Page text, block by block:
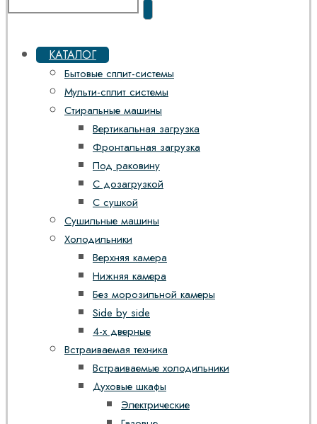
КАТАЛОГ
Бытовые сплит-системы
Мульти-сплит системы
Стиральные машины
Вертикальная загрузка
Фронтальная загрузка
Под раковину
С дозагрузкой
С сушкой
Сушильные машины
Холодильники
Верхняя камера
Нижняя камера
Без морозильной камеры
Side by side
4-х дверные
Встраиваемая техника
Встраиваемые холодильники
Духовые шкафы
Электрические